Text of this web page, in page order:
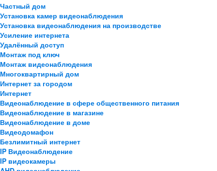
Частный дом
Установка камер видеонаблюдения
Установка видеонаблюдения на производстве
Усиление интернета
Удалённый доступ
Монтаж под ключ
Монтаж видеонаблюдения
Многоквартирный дом
Интернет за городом
Интернет
Видеонаблюдение в сфере общественного питания
Видеонаблюдение в магазине
Видеонаблюдение в доме
Видеодомафон
Безлимитный интернет
IP Видеонаблюдение
IP видеокамеры